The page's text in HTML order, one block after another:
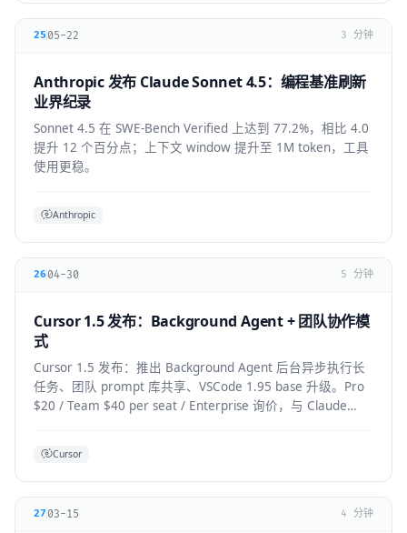
25 05-22 3 分钟
Anthropic 发布 Claude Sonnet 4.5：编程基准刷新
业界纪录
Sonnet 4.5 在 SWE-Bench Verified 上达到 77.2%，相比 4.0
提升 12 个百分点；上下文 window 提升至 1M token，工具
使用更稳。
Anthropic
2604-30 5 分钟
Cursor 1.5 发布：Background Agent + 团队协作模
式
Cursor 1.5 发布：推出 Background Agent 后台异步执行长
任务、团队 prompt 库共享、VSCode 1.95 base 升级。Pro
$20 / Team $40 per seat / Enterprise 询价，与 Claude
Cursor
27 03-15 4 分钟